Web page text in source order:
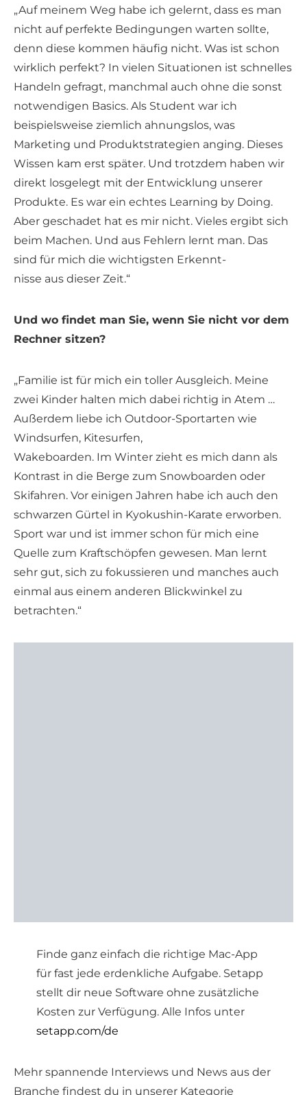
„Auf meinem Weg habe ich gelernt, dass es man
nicht auf perfekte Bedingungen warten sollte,
denn diese kommen häufig nicht. Was ist schon
wirklich perfekt? In vielen Situationen ist schnelles
Handeln gefragt, manchmal auch ohne die sonst
notwendigen Basics. Als Student war ich
beispielsweise ziemlich ahnungslos, was
Marketing und Produktstrategien anging. Dieses
Wissen kam erst später. Und trotzdem haben wir
direkt losgelegt mit der Entwicklung unserer
Produkte. Es war ein echtes Learning by Doing.
Aber geschadet hat es mir nicht. Vieles ergibt sich
beim Machen. Und aus Fehlern lernt man. Das
sind für mich die wichtigsten Erkennt-
nisse aus dieser Zeit.“
Und wo findet man Sie, wenn Sie nicht vor dem
Rechner sitzen?
„Familie ist für mich ein toller Ausgleich. Meine
zwei Kinder halten mich dabei richtig in Atem …
Außerdem liebe ich Outdoor-Sportarten wie
Windsurfen, Kitesurfen,
Wakeboarden. Im Winter zieht es mich dann als
Kontrast in die Berge zum Snowboarden oder
Skifahren. Vor einigen Jahren habe ich auch den
schwarzen Gürtel in Kyokushin-Karate erworben.
Sport war und ist immer schon für mich eine
Quelle zum Kraftschöpfen gewesen. Man lernt
sehr gut, sich zu fokussieren und manches auch
einmal aus einem anderen Blickwinkel zu
betrachten.“
Finde ganz einfach die richtige Mac-App
für fast jede erdenkliche Aufgabe. Setapp
stellt dir neue Software ohne zusätzliche
Kosten zur Verfügung. Alle Infos unter
setapp.com/de
Mehr spannende Interviews und News aus der
Branche findest du in unserer Kategorie